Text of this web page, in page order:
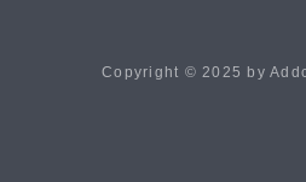
Copyright © 2025 by